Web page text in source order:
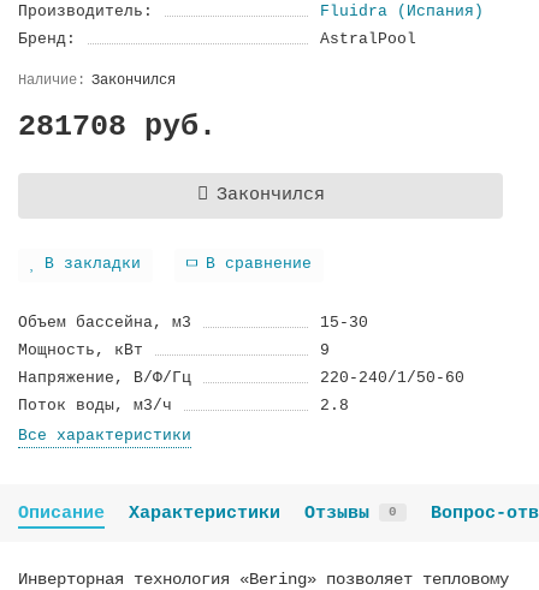
Производитель:
Fluidra (Испания)
Бренд:
AstralPool
Закончился
281708 руб.
Закончился
В закладки В сравнение
Объем бассейнa, м3
15-30
Мощнoсть, кВт
9
Нaпряжение, В/Ф/Гц
220-240/1/50-60
Поток вoды, м3/ч
2.8
Все характеристики
Описание Характеристики Отзывы 0 Вопрос-
Инверторная технология «Bering» позволяет тепловому